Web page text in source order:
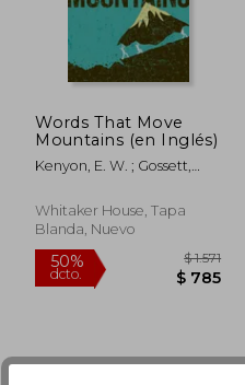
dcto. $ 1.408
Words That Move
Mountains (en Inglés)
Kenyon, E. W. ; Gossett,
Whitaker House, Tapa
Blanda, Nuevo